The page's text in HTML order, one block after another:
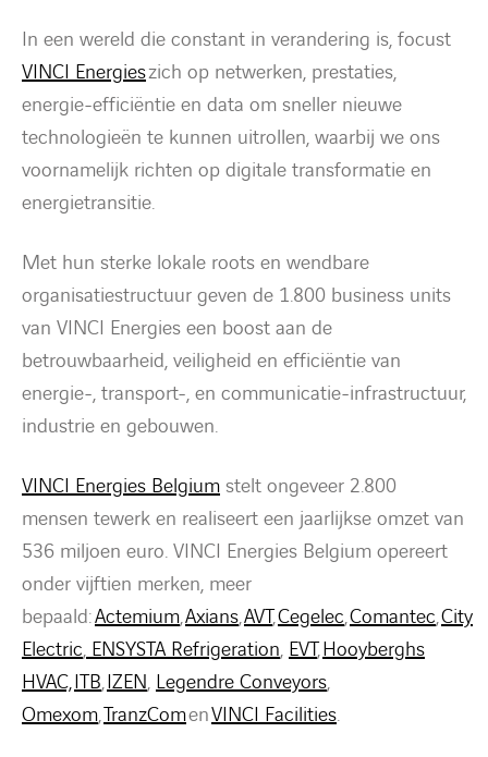
Energietransitie
Expertise
Werken bij
Contact
linkedinyoutube
In een wereld die constant in verandering is, focust
VINCI Energieszich op netwerken, prestaties,
energie-efficiëntie en data om sneller nieuwe
technologieën te kunnen uitrollen, waarbij we ons
voornamelijk richten op digitale transformatie en
energietransitie.
Met hun sterke lokale roots en wendbare
organisatiestructuur geven de 1.800 business units
van VINCI Energies een boost aan de
betrouwbaarheid, veiligheid en efficiëntie van
energie-, transport-, en communicatie-infrastructuur,
industrie en gebouwen.
VINCI Energies Belgium stelt ongeveer 2.800
mensen tewerk en realiseert een jaarlijkse omzet van
536 miljoen euro. VINCI Energies Belgium opereert
onder vijftien merken, meer
bepaald:Actemium,Axians,AVT,Cegelec,Comantec,City
Electric, ENSYSTA Refrigeration, EVT,Hooyberghs
HVAC,ITB,IZEN, Legendre Conveyors,
Omexom,TranzComenVINCI Facilities.